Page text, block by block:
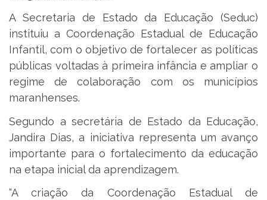
A Secretaria de Estado da Educação (Seduc)
instituiu a Coordenação Estadual de Educação
Infantil, com o objetivo de fortalecer as políticas
públicas voltadas à primeira infância e ampliar o
regime de colaboração com os municípios
maranhenses.
Segundo a secretária de Estado da Educação,
Jandira Dias, a iniciativa representa um avanço
importante para o fortalecimento da educação
na etapa inicial da aprendizagem.
“A criação da Coordenação Estadual de